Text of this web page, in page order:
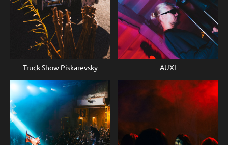
Truck Show Piskarevsky AUXI